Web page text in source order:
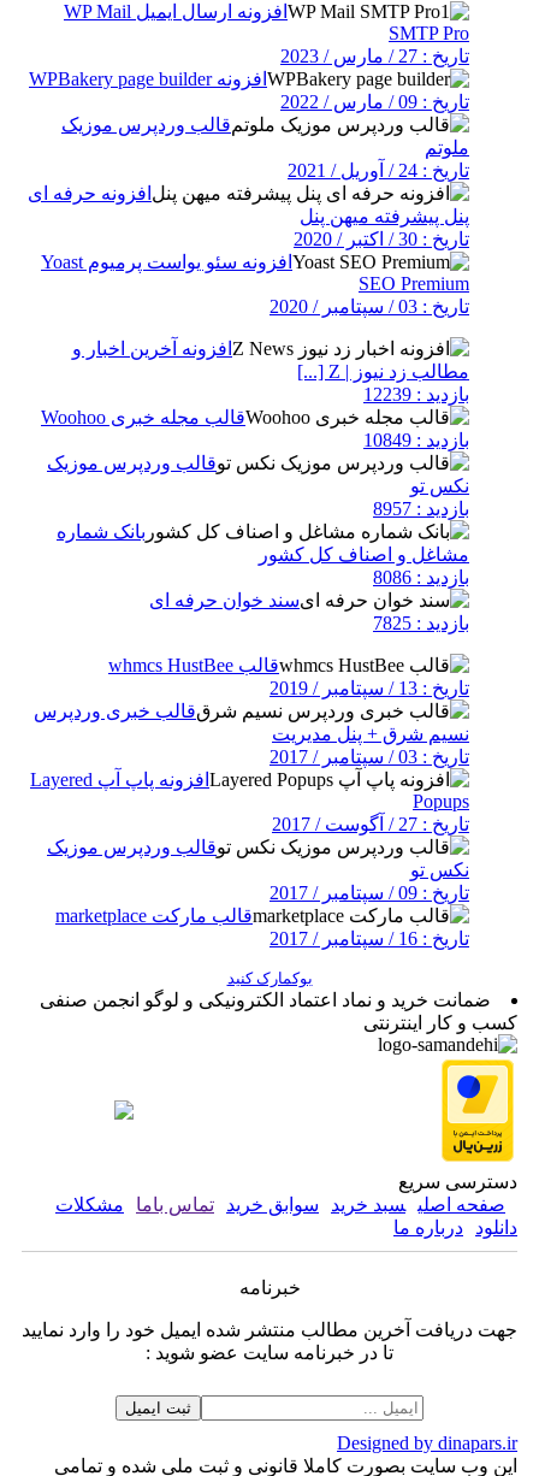
افزونه ارسال ایمیل WP Mail
SMTP Pro
تاریخ : 27 / مارس / 2023
افزونه WPBakery page builder
تاریخ : 09 / مارس / 2022
قالب وردپرس موزیک
ملوتم
تاریخ : 24 / آوریل / 2021
افزونه حرفه ای
پنل پیشرفته میهن پنل
تاریخ : 30 / اکتبر / 2020
افزونه سئو یواست پرمیوم Yoast
SEO Premium
تاریخ : 03 / سپتامبر / 2020
افزونه آخرین اخبار و
مطالب زد نیوز | Z [...]
بازدید : 12239
قالب مجله خبری Woohoo
بازدید : 10849
قالب وردپرس موزیک
نکس تو
بازدید : 8957
بانک شماره
مشاغل و اصناف کل کشور
بازدید : 8086
سند خوان حرفه ای
بازدید : 7825
قالب whmcs HustBee
تاریخ : 13 / سپتامبر / 2019
قالب خبری وردپرس
نسیم شرق + پنل مدیریت
تاریخ : 03 / سپتامبر / 2017
افزونه پاپ آپ Layered
Popups
تاریخ : 27 / آگوست / 2017
قالب وردپرس موزیک
نکس تو
تاریخ : 09 / سپتامبر / 2017
قالب مارکت marketplace
تاریخ : 16 / سپتامبر / 2017
بوکمارک کنید
ضمانت خرید و نماد اعتماد الکترونیکی و لوگو انجمن صنفی
کسب و کار اینترنتی
دسترسی سریع
صفحه اصلی سبد خرید سوابق خرید تماس باما
مشکلات
دانلود
درباره ما
خبرنامه
جهت دریافت آخرین مطالب منتشر شده ایمیل خود را وارد نمایید
تا در خبرنامه سایت عضو شوید :
Designed by dinapars.ir
این وب سایت بصورت کاملا قانونی و ثبت ملی شده و تمامی